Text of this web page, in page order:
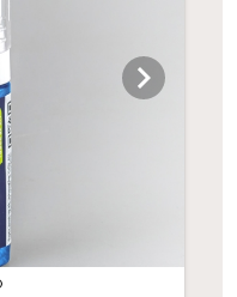
chevron_right